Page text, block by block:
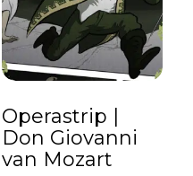
Operastrip |
Don Giovanni
van Mozart